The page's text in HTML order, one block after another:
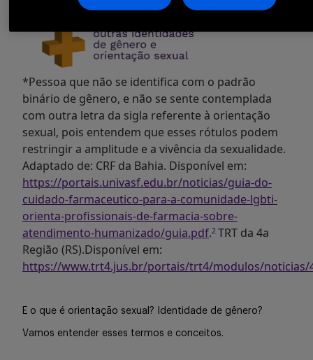
*Pessoa que não se identifica com o padrão
binário de gênero, e não se sente contemplada
com outra letra da sigla referente à orientação
sexual, pois entendem que esses rótulos podem
restringir a amplitude e a vivência da sexualidade.
Adaptado de: CRF da Bahia. Disponível em:
https://portais.univasf.edu.br/noticias/guia-do-
cuidado-farmaceutico-para-a-comunidade-lgbti-
orienta-profissionais-de-farmacia-sobre-
atendimento-humanizado/guia.pdf.2 TRT da 4a
Região (RS).Disponível em:
https://www.trt4.jus.br/portais/trt4/modulos/noticias/
E o que é orientação sexual? Identidade de gênero?
Vamos entender esses termos e conceitos.